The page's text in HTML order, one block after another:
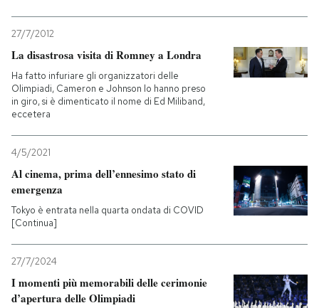
27/7/2012
La disastrosa visita di Romney a Londra
Ha fatto infuriare gli organizzatori delle
Olimpiadi, Cameron e Johnson lo hanno preso
in giro, si è dimenticato il nome di Ed Miliband,
eccetera
4/5/2021
Al cinema, prima dell’ennesimo stato di
emergenza
Tokyo è entrata nella quarta ondata di COVID
[Continua]
27/7/2024
I momenti più memorabili delle cerimonie
d’apertura delle Olimpiadi